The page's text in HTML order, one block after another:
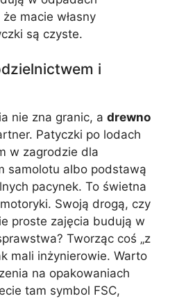
macie własny
są czyste.
i
nie zna granic, a drewno
Patyczki po lodach
w zagrodzie dla
samolotu albo podstawą
pacynek. To świetna
Swoją drogą, czy
proste zajęcia budują w
Tworząc coś „z
mali inżynierowie. Warto
na opakowaniach
tam symbol FSC,